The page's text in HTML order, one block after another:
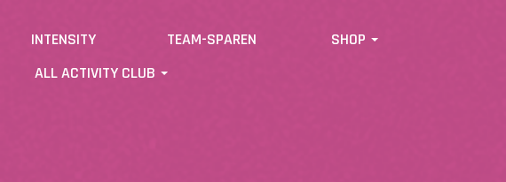
INTENSITY TEAM-SPAREN
SHOP
ALL ACTIVITY CLUB